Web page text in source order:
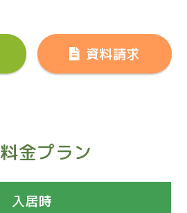
資料請求
料金プラン
入居時